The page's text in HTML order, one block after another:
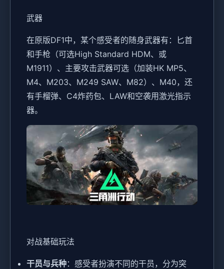
武器
在原版DF1中，某个感受者的随身武器有：匕首
和手枪（可选High Standard HDM、或
M1911）、主要攻击武器可选（加装HK MP5、
M4、M203、M249 SAW、M82）、M40，还
有手榴弹、C4炸药包、LAW和空袭用激光指示
器。
对战基础玩法
干员与兵种：感受者扮演不同的干员，分为突